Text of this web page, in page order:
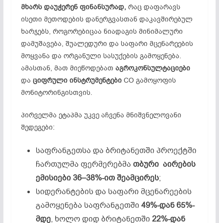
მხარს დაუჭერენ ფინანსურად, რაც დაფარავს
ისეთი მეთოდების დანერგვასთან დაკავშირებულ
ხარჯებს, როგორებიცაა ნიადაგის მინიმალური
დამუშავება, შუალედური და საფარი მცენარეების
მოყვანა და ორგანული სასუქების გამოყენება.
ამასთან, მათ მიეწოდებათ აგროკონსულტაციები
და ციფრული ინსტრუმენტებიCO გამოყოფის
მონიტორინგისთვის.
პირველმა ეტაპმა უკვე აჩვენა მნიშვნელოვანი
შედეგები:
საფრანგეთსა და ბრიტანეთში პროექტში
ჩართულმა ფერმერებმა თბური აირების
ემისიები36–38%-ითშეამცირეს;
სიდერანტების და საფარი მცენარეების
გამოყენება საფრანგეთში 49%-დან65%-
მდე, ხოლო დიდ ბრიტანეთში 22%-დან